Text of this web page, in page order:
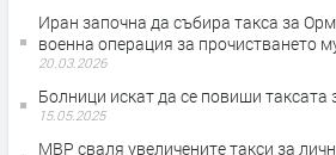
Иран започна да събира такса за
военна операция за прочистването
20.03.2026
Болници искат да се повиши таксата
15.05.2025
МВР сваля увеличените такси за